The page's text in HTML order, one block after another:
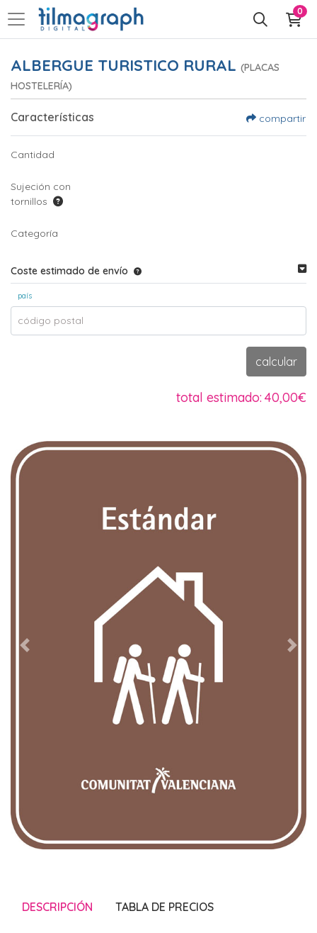
0
ALBERGUE TURISTICO RURAL (PLACAS
HOSTELERÍA)
Características compartir
Cantidad
Sujeción con
tornillos
Categoría
Coste estimado de envío
país
código postal
calcular
total estimado: 40,00€
DESCRIPCIÓN TABLA DE PRECIOS